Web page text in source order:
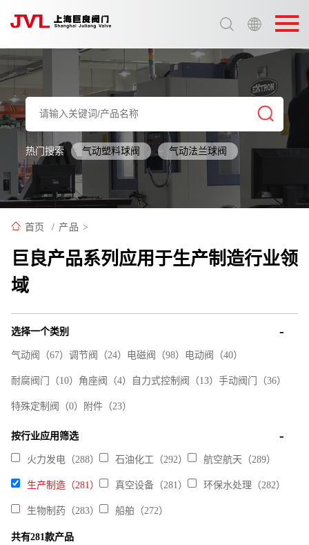
选择语言:
中文 / Chinese
英语 / English
热门搜索 气动塑料球阀 气动法兰球阀
首页 / 产品 >
巨良产品系列应用于生产制造行业领
域
选择一个类别
气动阀 （67） 调节阀 （24） 电磁阀 （98） 电动阀 （40）
耐腐阀门 （10） 角座阀 （4） 自力式控制阀 （13） 手动阀门 （36）
特殊定制阀 （0） 附件 （23）
按行业应用筛选
火力发电（288） 石油化工（292） 航空航天（289）
生产制造（281） 真空设备（281） 环保水处理（282）
生物制药（283） 船舶（272）
共有281款产品